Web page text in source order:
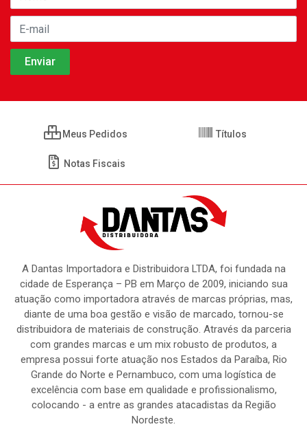
Meus Pedidos Títulos
Notas Fiscais
A Dantas Importadora e Distribuidora LTDA, foi fundada na
cidade de Esperança – PB em Março de 2009, iniciando sua
atuação como importadora através de marcas próprias, mas,
diante de uma boa gestão e visão de marcado, tornou-se
distribuidora de materiais de construção. Através da parceria
com grandes marcas e um mix robusto de produtos, a
empresa possui forte atuação nos Estados da Paraíba, Rio
Grande do Norte e Pernambuco, com uma logística de
excelência com base em qualidade e profissionalismo,
colocando - a entre as grandes atacadistas da Região
Nordeste.